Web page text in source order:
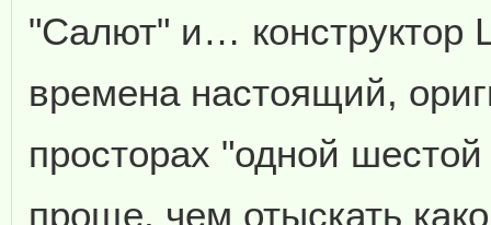
"Салют" и… конструктор
времена настоящий,
просторах "одной
проще, чем отыскать